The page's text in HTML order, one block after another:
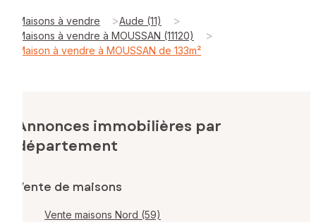
Maisons à vendre >Aude (11) >
Maisons à vendre à MOUSSAN (11120) >
Maison à vendre à MOUSSAN de 133m²
Annonces immobilières par
département
Vente de maisons
Vente maisons Nord (59)